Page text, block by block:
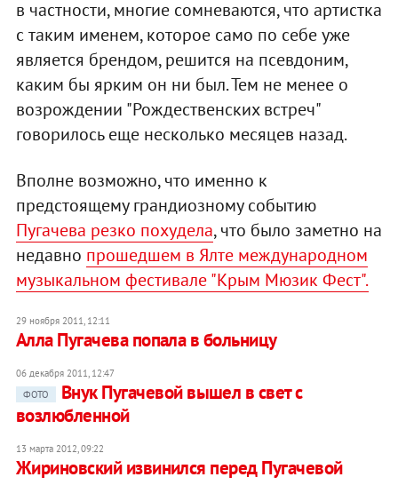
в частности, многие сомневаются, что артистка
с таким именем, которое само по себе уже
является брендом, решится на псевдоним,
каким бы ярким он ни был. Тем не менее о
возрождении "Рождественских встреч"
говорилось еще несколько месяцев назад.
Вполне возможно, что именно к
предстоящему грандиозному событию
Пугачева резко похудела, что было заметно на
недавно прошедшем в Ялте международном
музыкальном фестивале "Крым Мюзик Фест".
29 ноября 2011, 12:11
Алла Пугачева попала в больницу
06 декабря 2011, 12:47
ФОТО
Внук Пугачевой вышел в свет с
возлюбленной
13 марта 2012, 09:22
Жириновский извинился перед Пугачевой